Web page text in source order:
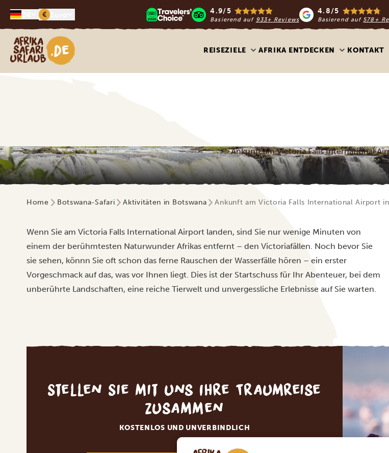
€ 4.9/5
Basierend auf 933+ Reviews
4.8/5
Basierend auf 578+
Afrika Safari Urlaub
REISEZIELE AFRIKA ENTDECKEN KONTAKT
Ankunft am Victoria Falls International
Home Botswana-Safari Aktivitäten in Botswana Ankunft am Victoria Falls International Airport
Wenn Sie am Victoria Falls International Airport landen, sind Sie nur wenige Minuten von
einem der berühmtesten Naturwunder Afrikas entfernt – den Victoriafällen. Noch bevor Sie
sie sehen, könnn Sie oft schon das ferne Rauschen der Wasserfälle hören – ein erster
Vorgeschmack auf das, was vor Ihnen liegt. Dies ist der Startschuss für Ihr Abenteuer, bei dem
unberührte Landschaften, eine reiche Tierwelt und unvergessliche Erlebnisse auf Sie warten.
Stellen Sie mit uns Ihre Traumreise
zusammen
KOSTENLOS UND UNVERBINDLICH